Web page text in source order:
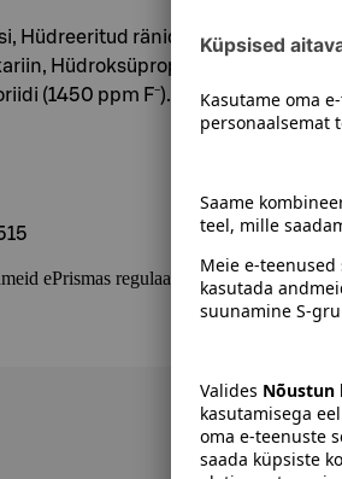
Hüdreeritud ränidioksiid,
(1450 ppm F⁻).
ePrismas regulaarselt. Soovitame